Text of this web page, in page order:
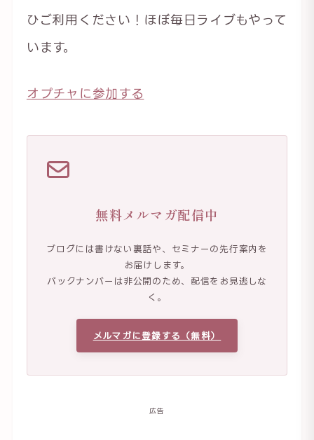
ひご利用ください！ほぼ毎日ライブもやって
います。
オプチャに参加する
無料メルマガ配信中
ブログには書けない裏話や、セミナーの先行案内を
お届けします。
バックナンバーは非公開のため、配信をお見逃しな
く。
メルマガに登録する（無料）
広告